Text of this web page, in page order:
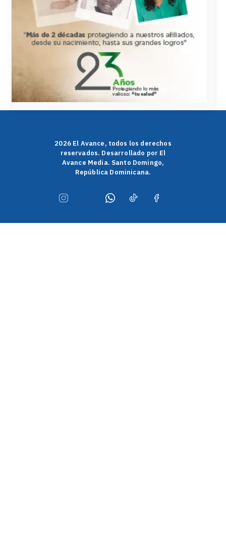
2026 El Avance, todos los derechos
reservados. Desarrollado por El
Avance Media. Santo Domingo,
República Dominicana.